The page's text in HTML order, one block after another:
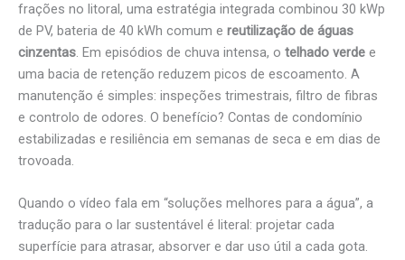
frações no litoral, uma estratégia integrada combinou 30 kWp
de PV, bateria de 40 kWh comum e reutilização de águas
cinzentas. Em episódios de chuva intensa, o telhado verde e
uma bacia de retenção reduzem picos de escoamento. A
manutenção é simples: inspeções trimestrais, filtro de fibras
e controlo de odores. O benefício? Contas de condomínio
estabilizadas e resiliência em semanas de seca e em dias de
trovoada.
Quando o vídeo fala em “soluções melhores para a água”, a
tradução para o lar sustentável é literal: projetar cada
superfície para atrasar, absorver e dar uso útil a cada gota.